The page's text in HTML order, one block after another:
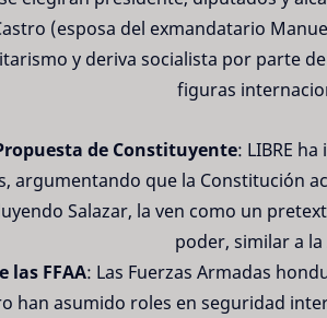
(esposa del exmandatario
y deriva socialista por parte
figuras
de Constituyente: LIBRE
argumentando que la Constitución
Salazar, la ven como un
poder, similar a la
las FFAA: Las Fuerzas Armadas
han asumido roles en seguridad